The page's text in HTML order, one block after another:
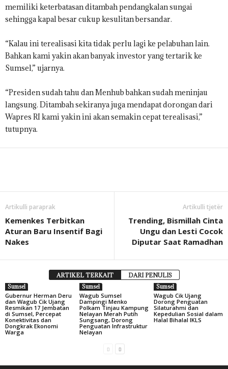
memiliki keterbatasan ditambah pendangkalan sungai
sehingga kapal besar cukup kesulitan bersandar.
“Kalau ini terealisasi kita tidak perlu lagi ke pelabuhan lain.
Bahkan kami yakin akan banyak investor yang tertarik ke
Sumsel,” ujarnya.
“Presiden sudah tahu dan Menhub bahkan sudah meninjau
langsung. Ditambah sekiranya juga mendapat dorongan dari
Wapres RI kami yakin ini akan semakin cepat terealisasi,”
tutupnya.
Artikulli paraprak
Kemenkes Terbitkan
Aturan Baru Insentif Bagi
Nakes
Artikulli tjetër
Trending, Bismillah Cinta
Ungu dan Lesti Cocok
Diputar Saat Ramadhan
ARTIKEL TERKAIT DARI PENULIS
Sumsel
Gubernur Herman Deru
dan Wagub Cik Ujang
Resmikan 17 Jembatan
di Sumsel, Percepat
Konektivitas dan
Dongkrak Ekonomi
Warga
Sumsel
Wagub Sumsel
Dampingi Menko
Polkam Tinjau Kampung
Nelayan Merah Putih
Sungsang, Dorong
Penguatan Infrastruktur
Nelayan
Sumsel
Wagub Cik Ujang
Dorong Penguatan
Silaturahmi dan
Kepedulian Sosial dalam
Halal Bihalal IKLS